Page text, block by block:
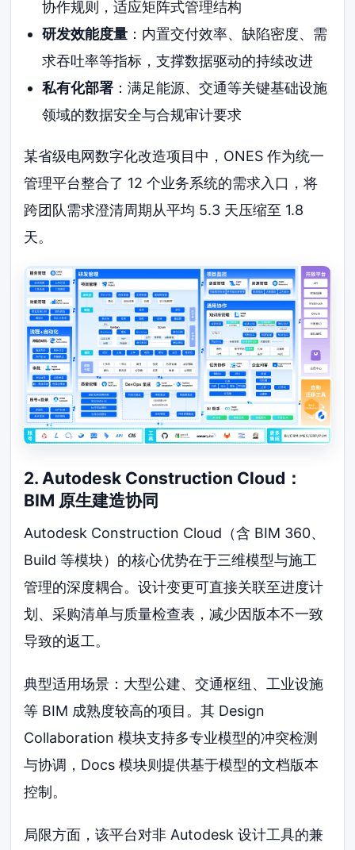
协作规则，适应矩阵式管理结构
研发效能度量：内置交付效率、缺陷密度、需
求吞吐率等指标，支撑数据驱动的持续改进
私有化部署：满足能源、交通等关键基础设施
领域的数据安全与合规审计要求
某省级电网数字化改造项目中，ONES 作为统一
管理平台整合了 12 个业务系统的需求入口，将
跨团队需求澄清周期从平均 5.3 天压缩至 1.8
天。
2. Autodesk Construction Cloud：
BIM 原生建造协同
Autodesk Construction Cloud（含 BIM 360、
Build 等模块）的核心优势在于三维模型与施工
管理的深度耦合。设计变更可直接关联至进度计
划、采购清单与质量检查表，减少因版本不一致
导致的返工。
典型适用场景：大型公建、交通枢纽、工业设施
等 BIM 成熟度较高的项目。其 Design
Collaboration 模块支持多专业模型的冲突检测
与协调，Docs 模块则提供基于模型的文档版本
控制。
局限方面，该平台对非 Autodesk 设计工具的兼